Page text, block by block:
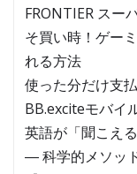
FRONTIER スー
そ買い時！ゲー
れる方法
使った分だけ支
BB.exciteモバイ
英語が「聞こえ
― 科学的メソッ